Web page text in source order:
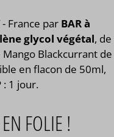
- France par BAR à
glycol végétal, de
Blackcurrant de
en flacon de 50ml,
: 1 jour.
FOLIE !